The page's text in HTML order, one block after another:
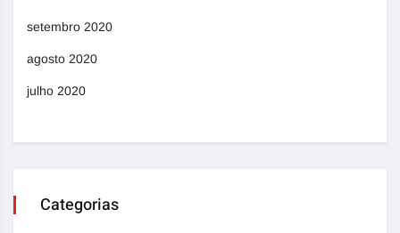
setembro 2020
agosto 2020
julho 2020
Categorias